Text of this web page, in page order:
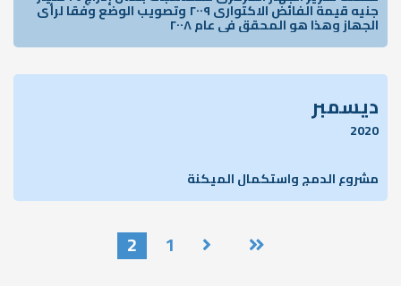
جنيه قيمة الفائض الاكتوارى ٢٠٠٩ وتصويب الوضع وفقا لرأى
الجھاز وهذا هو المحقق فى عام ٢٠٠٨
ديسمبر
2020
مشروع الدمج واستكمال الميكنة
1
2